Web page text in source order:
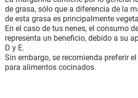
de grasa, sólo que a diferencia de la
de esta grasa es principalmente
En el caso de tus nenes, el consumo
representa un beneficio, debido a su
D y E.
Sin embargo, se recomienda preferir
para alimentos cocinados.